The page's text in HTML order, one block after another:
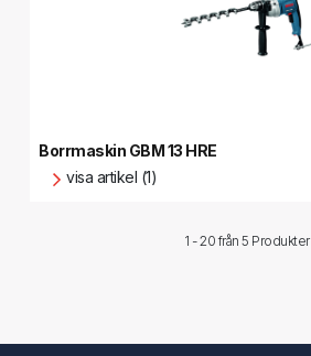
Borrmaskin GBM 13 HRE
visa artikel (1)
1 - 20 från5 Produkter